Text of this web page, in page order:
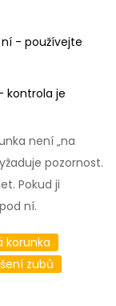
- používejte
kontrola je
není „na
pozornost.
Pokud ji
ní.
korunka
zubů